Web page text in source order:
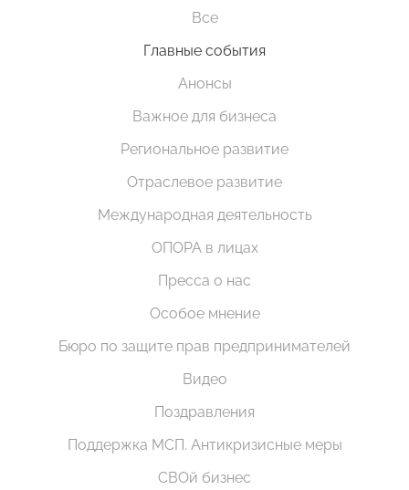
Все
Главные события
Анонсы
Важное для бизнеса
Региональное развитие
Отраслевое развитие
Международная деятельность
ОПОРА в лицах
Пресса о нас
Особое мнение
Бюро по защите прав предпринимателей
Видео
Поздравления
Поддержка МСП. Антикризисные меры
СВОй бизнес